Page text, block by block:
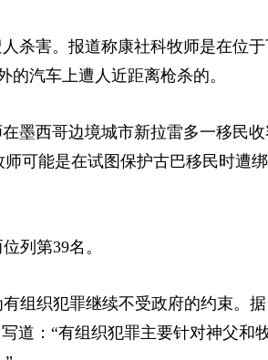
杀害。报道称康社科牧师是在位
的汽车上遭人近距离枪杀的。
墨西哥边境城市新拉雷多一移民
可能是在试图保护古巴移民时遭绑
列第39名。
组织犯罪继续不受政府的约束。据
道：“有组织犯罪主要针对神父和